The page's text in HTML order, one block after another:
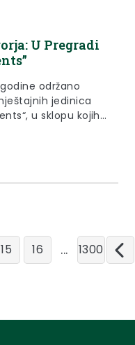
U Pregradi
održano
jedinica
u sklopu kojih
i čitavim
15 16 ... 1300